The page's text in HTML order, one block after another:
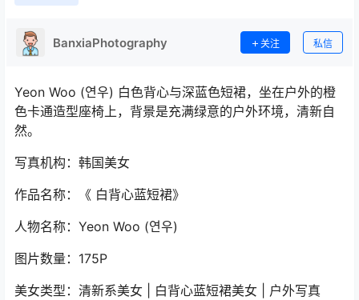
BanxiaPhotography 关注 私信
Yeon Woo (연우) 白色背心与深蓝色短裙，坐在户外的橙
色卡通造型座椅上，背景是充满绿意的户外环境，清新自
然。
写真机构：韩国美女
作品名称：《 白背心蓝短裙》
人物名称：Yeon Woo (연우)
图片数量：175P
美女类型：清新系美女 | 白背心蓝短裙美女 | 户外写真